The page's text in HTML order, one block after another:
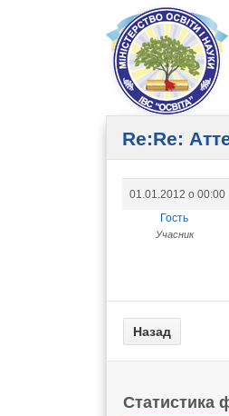
Re:Re:
01.01.2012 о 00:00
Гость
Учасник
Статистика